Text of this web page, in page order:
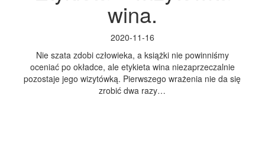
wina.
2020-11-16
Nie szata zdobi człowieka, a książki nie powinniśmy
oceniać po okładce, ale etykieta wina niezaprzeczalnie
pozostaje jego wizytówką. Pierwszego wrażenia nie da się
zrobić dwa razy…